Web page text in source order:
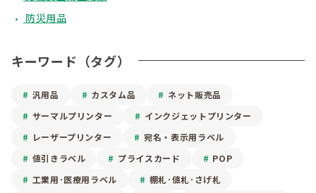
防災用品
キーワード（タグ）
汎用品 カスタム品
ネット販売品
サーマルプリンター
インクジェットプリンター
レーザープリンター
宛名・表示用ラベル
値引きラベル
プライスカード
POP
工業用･医療用ラベル
棚札･値札･さげ札